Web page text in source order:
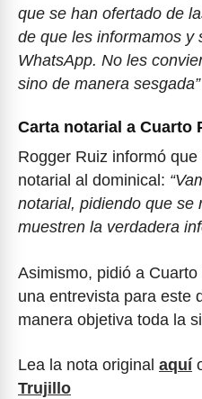
que se han ofertado de
de que les informamos y
WhatsApp. No les
sino de manera sesgada”
Carta notarial a Cuarto
Rogger Ruiz informó
notarial al dominical:
notarial, pidiendo que se
muestren la verdadera
Asimismo, pidió a
una entrevista para este
manera objetiva toda la
Lea la nota original aquí
Trujillo